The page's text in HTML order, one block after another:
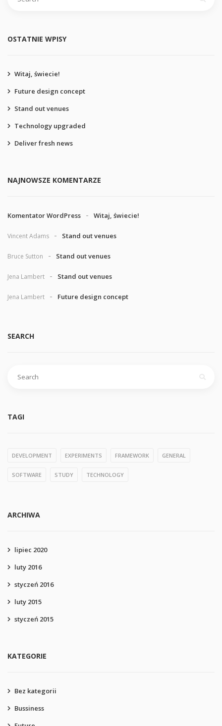
OSTATNIE WPISY
Witaj, świecie!
Future design concept
Stand out venues
Technology upgraded
Deliver fresh news
NAJNOWSZE KOMENTARZE
Komentator WordPress Witaj, świecie!
Vincent Adams Stand out venues
Bruce Sutton Stand out venues
Jena Lambert Stand out venues
Jena Lambert Future design concept
SEARCH
TAGI
DEVELOPMENT EXPERIMENTS FRAMEWORK GENERAL
SOFTWARE STUDY TECHNOLOGY
ARCHIWA
lipiec 2020
luty 2016
styczeń 2016
luty 2015
styczeń 2015
KATEGORIE
Bez kategorii
Bussiness